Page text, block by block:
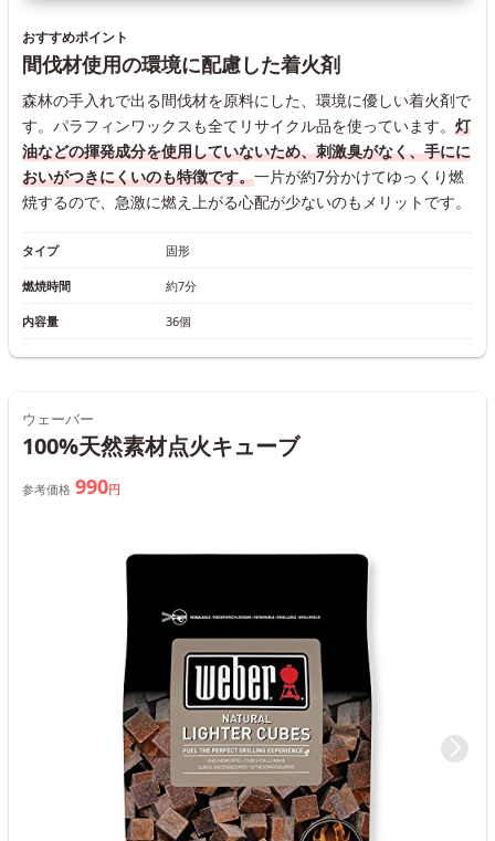
おすすめポイント
間伐材使用の環境に配慮した着火剤
森林の手入れで出る間伐材を原料にした、環境に優しい着火剤で
す。パラフィンワックスも全てリサイクル品を使っています。 灯
油などの揮発成分を使用していないため、刺激臭がなく、手にに
おいがつきにくいのも特徴です。一片が約7分かけてゆっくり燃
焼するので、急激に燃え上がる心配が少ないのもメリットです。
タイプ 固形
燃焼時間 約7分
内容量 36個
ウェーバー
100%天然素材点火キューブ
参考価格 990円